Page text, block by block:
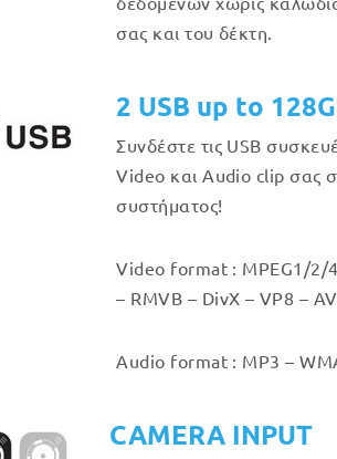
σας και του δέκτη.
2 USB up to
Συνδέστε τις USB
Video και Audio clip σας
συστήματος!
Video format : MPEG1/2/
– RMVB – DivX – VP8 –
Audio format : MP3 –
CAMERA INPUT